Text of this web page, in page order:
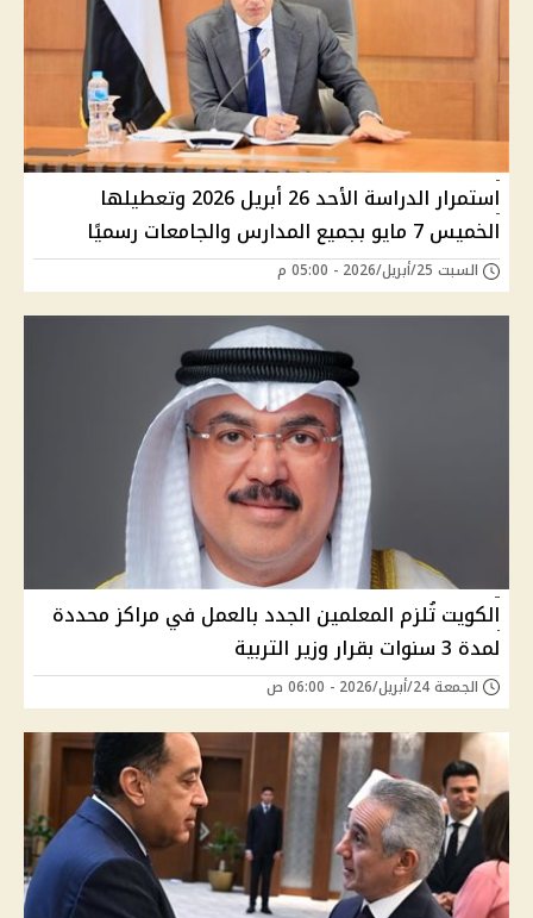
استمرار الدراسة الأحد 26 أبريل 2026 وتعطيلها
الخميس 7 مايو بجميع المدارس والجامعات رسميًا
السبت 25/أبريل/2026 - 05:00 م
الكويت تُلزم المعلمين الجدد بالعمل في مراكز محددة
لمدة 3 سنوات بقرار وزير التربية
الجمعة 24/أبريل/2026 - 06:00 ص